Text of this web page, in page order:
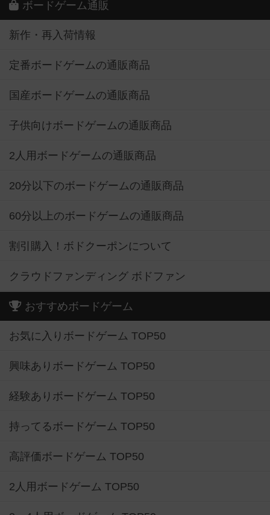
ボードゲーム通販
新作・再入荷情報
定番ボードゲームの通販商品
国産ボードゲームの通販商品
子供向けボードゲームの通販商品
2人用ボードゲームの通販商品
20分以下のボードゲームの通販商品
60分以上のボードゲームの通販商品
割引購入！ボドクーポンについて
クラウドファンディング ボドファン
おすすめボードゲーム
お気に入りボードゲーム TOP50
興味ありボードゲーム TOP50
経験ありボードゲーム TOP50
持ってるボードゲーム TOP50
高評価ボードゲーム TOP50
2人用ボードゲーム TOP50